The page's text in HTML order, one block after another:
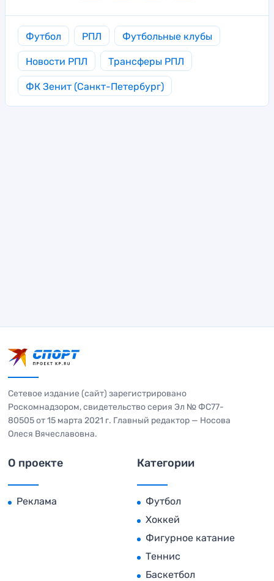
Футбол РПЛ Футбольные клубы
Новости РПЛ Трансферы РПЛ
ФК Зенит (Санкт-Петербург)
Сетевое издание (сайт) зарегистрировано
Роскомнадзором, свидетельство серия Эл № ФС77-
80505 от 15 марта 2021 г. Главный редактор — Носова
Олеся Вячеславовна.
О проекте
Реклама
Категории
Футбол
Хоккей
Фигурное катание
Теннис
Баскетбол